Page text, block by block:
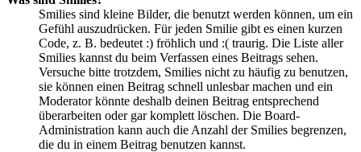
Smilies sind kleine Bilder, die benutzt werden können, um ein
Gefühl auszudrücken. Für jeden Smilie gibt es einen kurzen
Code, z. B. bedeutet :) fröhlich und :( traurig. Die Liste aller
Smilies kannst du beim Verfassen eines Beitrags sehen.
Versuche bitte trotzdem, Smilies nicht zu häufig zu benutzen,
sie können einen Beitrag schnell unlesbar machen und ein
Moderator könnte deshalb deinen Beitrag entsprechend
überarbeiten oder gar komplett löschen. Die Board-
Administration kann auch die Anzahl der Smilies begrenzen,
die du in einem Beitrag benutzen kannst.